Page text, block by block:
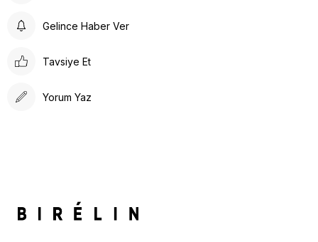
Gelince Haber Ver
Tavsiye Et
Yorum Yaz